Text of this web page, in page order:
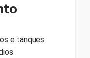
e tanques